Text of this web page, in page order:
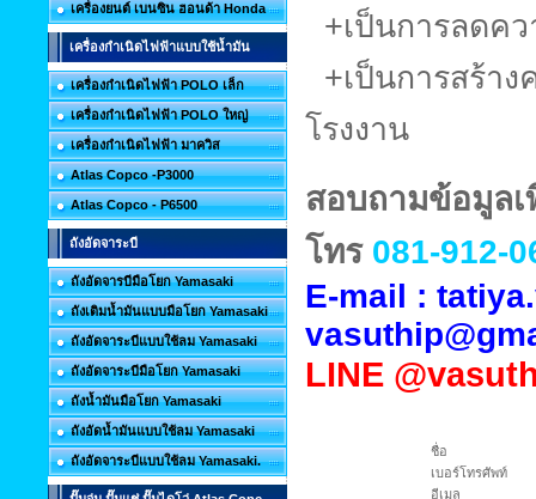
เครื่องยนต์ เบนซิน ฮอนด้า Honda
เครื่องกำเนิดไฟฟ้าแบบใช้น้ำมัน
เครื่องกำเนิดไฟฟ้า POLO เล็ก
เครื่องกำเนิดไฟฟ้า POLO ใหญ่
เครื่องกำเนิดไฟฟ้า มาควิส
Atlas Copco -P3000
Atlas Copco - P6500
ถังอัดจาระบี
ถังอัดจารบีมือโยก Yamasaki
ถังเติมน้ำมันแบบมือโยก Yamasaki
ถังอัดจาระบีแบบใช้ลม Yamasaki
ถังอัดจาระบีมือโยก Yamasaki
ถังน้ำมันมือโยก Yamasaki
ถังอัดน้ำมันแบบใช้ลม Yamasaki
ถังอัดจาระบีแบบใช้ลม Yamasaki.
+เป็นการลดค
+เป็นการสร้า
โรงงาน
สอบถามข้อมูลเ
โทร 081-912-
E-mail :
LINE
ชื่อ
เบอร์โทรศัพท์
อีเมล